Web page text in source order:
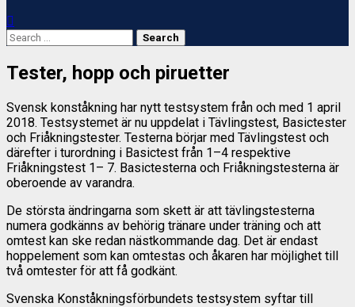
Search
for:
Tester, hopp och piruetter
Svensk konståkning har nytt testsystem från och med 1 april
2018. Testsystemet är nu uppdelat i Tävlingstest, Basictester
och Friåkningstester. Testerna börjar med Tävlingstest och
därefter i turordning i Basictest från 1–4 respektive
Friåkningstest 1– 7. Basictesterna och Friåkningstesterna är
oberoende av varandra.
De största ändringarna som skett är att tävlingstesterna
numera godkänns av behörig tränare under träning och att
omtest kan ske redan nästkommande dag. Det är endast
hoppelement som kan omtestas och åkaren har möjlighet till
två omtester för att få godkänt.
Svenska Konståkningsförbundets testsystem syftar till